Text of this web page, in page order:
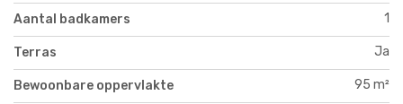
Aantal badkamers 1
Terras Ja
Bewoonbare oppervlakte 95 m²